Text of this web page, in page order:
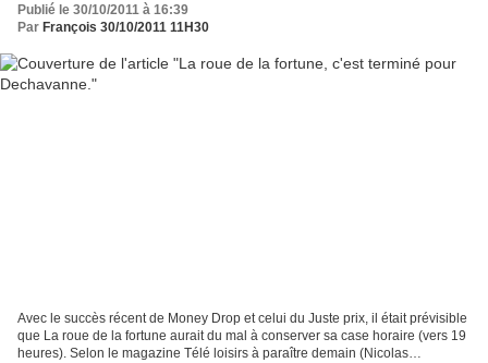
Publié le 30/10/2011 à 16:39
Par François 30/10/2011 11H30
Avec le succès récent de Money Drop et celui du Juste prix, il était prévisible
que La roue de la fortune aurait du mal à conserver sa case horaire (vers 19
heures). Selon le magazine Télé loisirs à paraître demain (Nicolas